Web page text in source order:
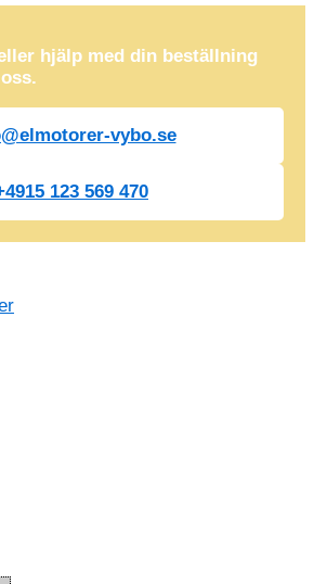
hjälp med din beställning
vybo.se
123 569 470